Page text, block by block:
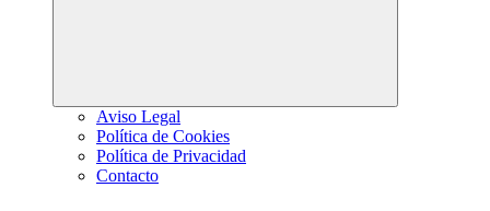
Aviso Legal
Política de Cookies
Política de Privacidad
Contacto